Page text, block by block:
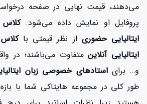
می‌دهند، قیمت نهایی در صفحه
پروفایل او نمایش داده می‌شود.
ایتالیایی حضوری از نظر قیمتی با
ایتالیایی آنلاینمتفاوت می‌باشند؛ در
و… برایاستادهای خصوصی زبان
طور کلی در مجموعه هایتاکی شما با